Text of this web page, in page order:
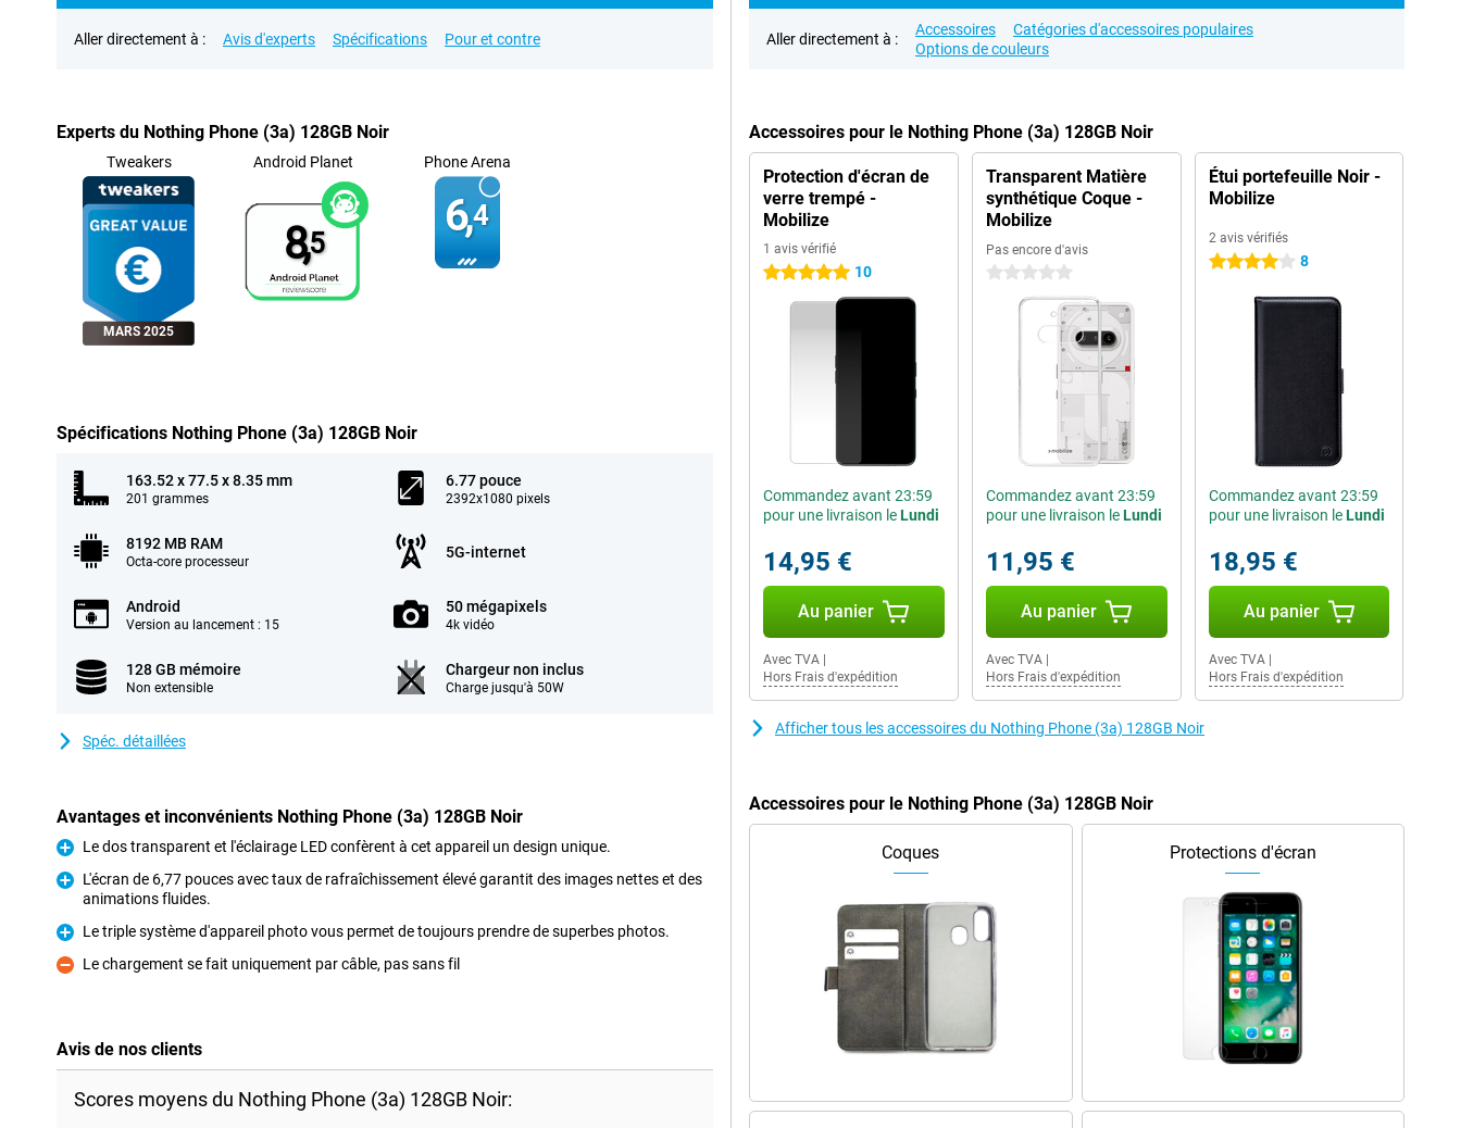
Aller directement à : Avis d'experts Spécifications Pour et contre
Experts du Nothing Phone (3a) 128GB Noir
Tweakers
MARS 2025
Android Planet
8,5
Phone Arena
6,4
Spécifications Nothing Phone (3a) 128GB Noir
163.52 x 77.5 x 8.35 mm
201 grammes
6.77 pouce
2392x1080 pixels
8192 MB RAM
Octa-core processeur
5G-internet
Android
Version au lancement : 15
50 mégapixels
4k vidéo
128 GB mémoire
Non extensible
Chargeur non inclus
Charge jusqu'à 50W
Spéc. détaillées
Avantages et inconvénients Nothing Phone (3a) 128GB Noir
Pour
Le dos transparent et l'éclairage LED confèrent à cet appareil un design unique.
Pour
L'écran de 6,77 pouces avec taux de rafraîchissement élevé garantit des images nettes et des
animations fluides.
Pour
Le triple système d'appareil photo vous permet de toujours prendre de superbes photos.
Contre
Le chargement se fait uniquement par câble, pas sans fil
Avis de nos clients
Scores moyens du Nothing Phone (3a) 128GB Noir:
Aller directement à :
Accessoires
Catégories d'accessoires populaires
Options de couleurs
Accessoires pour le Nothing Phone (3a) 128GB Noir
Protection d'écran de
verre trempé -
Mobilize
1 avis vérifié
5 étoiles 10
Commandez avant 23:59
pour une livraison leLundi
14,95 €
Au panier
Avec TVA
Hors Frais d'expédition
Transparent Matière
synthétique Coque -
Mobilize
Pas encore d'avis
0 étoiles
Commandez avant 23:59
pour une livraison leLundi
11,95 €
Au panier
Avec TVA|
Hors Frais d'expédition
Étui portefeuille Noir -
Mobilize
2 avis vérifiés
4 étoiles 8
Commandez avant 23:59
pour une livraison leLundi
18,95 €
Au panier
Avec TVA|
Hors Frais d'expédition
Afficher tous les accessoires du Nothing Phone (3a) 128GB Noir
Accessoires pour le Nothing Phone (3a) 128GB Noir
Coques Protections d'écran